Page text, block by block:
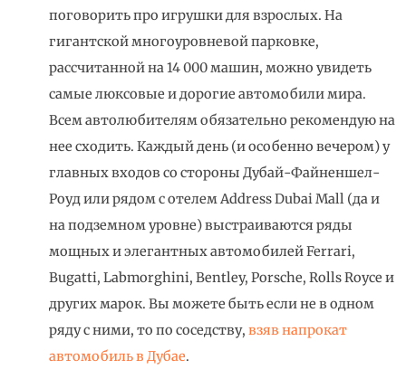
поговорить про игрушки для взрослых. На
гигантской многоуровневой парковке,
рассчитанной на 14 000 машин, можно увидеть
самые люксовые и дорогие автомобили мира.
Всем автолюбителям обязательно рекомендую на
нее сходить. Каждый день (и особенно вечером) у
главных входов со стороны Дубай-Файненшел-
Роуд или рядом с отелем Address Dubai Mall (да и
на подземном уровне) выстраиваются ряды
мощных и элегантных автомобилей Ferrari,
Bugatti, Labmorghini, Bentley, Porsche, Rolls Royce и
других марок. Вы можете быть если не в одном
ряду с ними, то по соседству, взяв напрокат
автомобиль в Дубае.